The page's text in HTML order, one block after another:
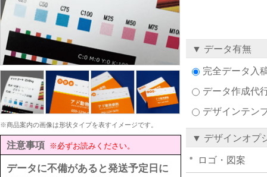
※商品案内の画像は形状タイプを表すイメージです。
注意事項 ※必ずお読みください。
データに不備があると発送予定日に
▼ データ有無
完全データ入
データ作成代
デザインテン
▼ デザインオプ
ロゴ・図案